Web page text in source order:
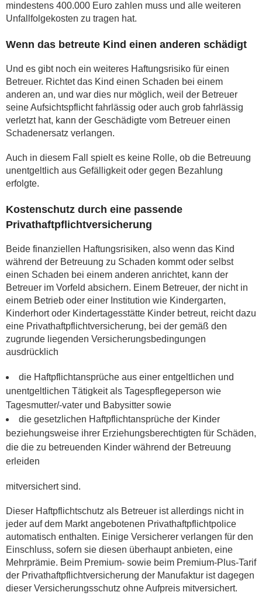
mindestens 400.000 Euro zahlen muss und alle weiteren
Unfallfolgekosten zu tragen hat.
Wenn das betreute Kind einen anderen schädigt
Und es gibt noch ein weiteres Haftungsrisiko für einen
Betreuer. Richtet das Kind einen Schaden bei einem
anderen an, und war dies nur möglich, weil der Betreuer
seine Aufsichtspflicht fahrlässig oder auch grob fahrlässig
verletzt hat, kann der Geschädigte vom Betreuer einen
Schadenersatz verlangen.
Auch in diesem Fall spielt es keine Rolle, ob die Betreuung
unentgeltlich aus Gefälligkeit oder gegen Bezahlung
erfolgte.
Kostenschutz durch eine passende
Privathaftpflichtversicherung
Beide finanziellen Haftungsrisiken, also wenn das Kind
während der Betreuung zu Schaden kommt oder selbst
einen Schaden bei einem anderen anrichtet, kann der
Betreuer im Vorfeld absichern. Einem Betreuer, der nicht in
einem Betrieb oder einer Institution wie Kindergarten,
Kinderhort oder Kindertagesstätte Kinder betreut, reicht dazu
eine Privathaftpflichtversicherung, bei der gemäß den
zugrunde liegenden Versicherungsbedingungen
ausdrücklich
die Haftpflichtansprüche aus einer entgeltlichen und
unentgeltlichen Tätigkeit als Tagespflegeperson wie
Tagesmutter/-vater und Babysitter sowie
die gesetzlichen Haftpflichtansprüche der Kinder
beziehungsweise ihrer Erziehungsberechtigten für Schäden,
die die zu betreuenden Kinder während der Betreuung
erleiden
mitversichert sind.
Dieser Haftpflichtschutz als Betreuer ist allerdings nicht in
jeder auf dem Markt angebotenen Privathaftpflichtpolice
automatisch enthalten. Einige Versicherer verlangen für den
Einschluss, sofern sie diesen überhaupt anbieten, eine
Mehrprämie. Beim Premium- sowie beim Premium-Plus-Tarif
der Privathaftpflichtversicherung der Manufaktur ist dagegen
dieser Versicherungsschutz ohne Aufpreis mitversichert.